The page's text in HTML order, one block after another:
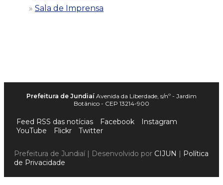
Sala de Imprensa
Prefeitura de Jundiaí Avenida da Liberdade, s/nº - Jardim
Botânico - CEP 13214-900
Feed RSS das notícias Facebook
Instagram
YouTube
Flickr Twitter
Prefeitura de Jundiaí | Desenvolvido por CIJUN | Política
de Privacidade